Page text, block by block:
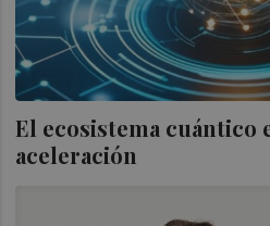
El ecosistema cuántico
aceleración